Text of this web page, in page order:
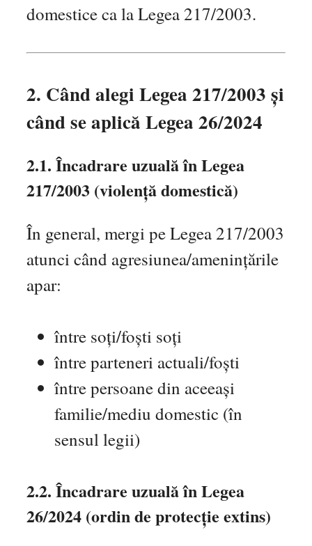
domestice ca la Legea 217/2003.
2. Când alegi Legea 217/2003 și
când se aplică Legea 26/2024
2.1. Încadrare uzuală în Legea
217/2003 (violență domestică)
În general, mergi pe Legea 217/2003
atunci când agresiunea/amenințările
apar:
între soți/foști soți
între parteneri actuali/foști
între persoane din aceeași
familie/mediu domestic (în
sensul legii)
2.2. Încadrare uzuală în Legea
26/2024 (ordin de protecție extins)